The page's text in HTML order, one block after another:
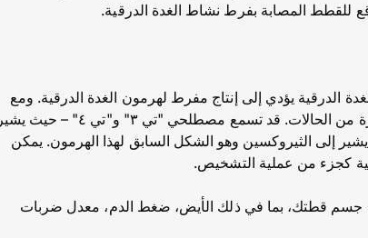
للقطط المصابة بفرط نشاط الغدة الدرقية.
الدرقية يؤدي إلى إنتاج مفرط لهرمون الغدة الدرقية. ومع
ذلك، يمكن أن يكون الورم خبيثًا وينتشر داخل الجسم في نسبة صغيرة من الحالات. قد تسمع مصطلحي "تي ٣" و"تي ٤" – حيث يشير
إلى ثلاثي يودوثيرونين وهو الشكل النشط للهرمون، و"تي ٤" يشير إلى الثيروكسين وهو الشكل السابق لهذا الهرمون. يمكن
كجزء من عملية التشخيص.
جسم قطتك، بما في ذلك الأيض، ضغط الدم، معدل ضربات